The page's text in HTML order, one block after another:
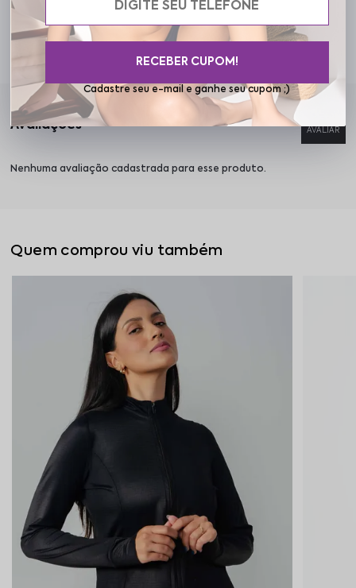
Nenhuma avaliação cadastrada para esse produto.
Quem comprou viu também
Cadastre seu e-mail e ganhe seu cupom ;)
RECEBER CUPOM!